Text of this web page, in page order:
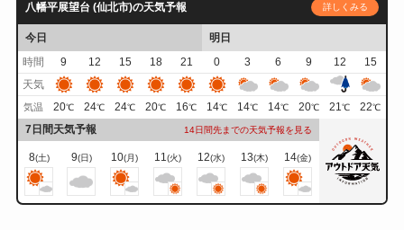
八幡平展望台 (仙北市)の天気予報 詳しくみる
今日
明日
時間
9 12 15 18 21 0 3 6 9 12
15
天気
気温 20℃ 24℃ 24℃ 20℃ 16℃ 14℃ 14℃ 14℃ 20℃ 21℃ 22℃
7日間天気予報 14日間先までの天気予報を見る
8(土) 9(日) 10(月) 11(火) 12(水) 13(木) 14(金)